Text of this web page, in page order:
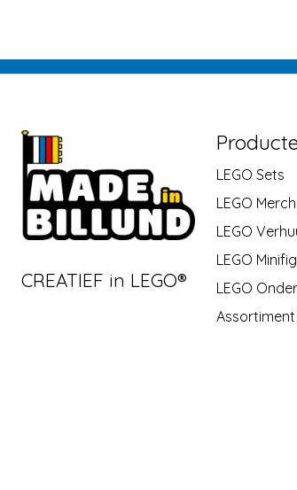
CREATIEF in LEGO®
LEGO Sets
LEGO
LEGO
LEGO
LEGO
Assortiment